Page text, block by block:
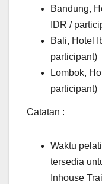
Bandung,
IDR /
Bali, Hotel
participant)
Lombok,
participant)
Catatan :
Waktu
tersedia
Inhouse